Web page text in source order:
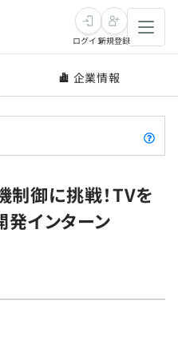
ログイン新規登録
企業情報
御に挑戦！TVを
インターン